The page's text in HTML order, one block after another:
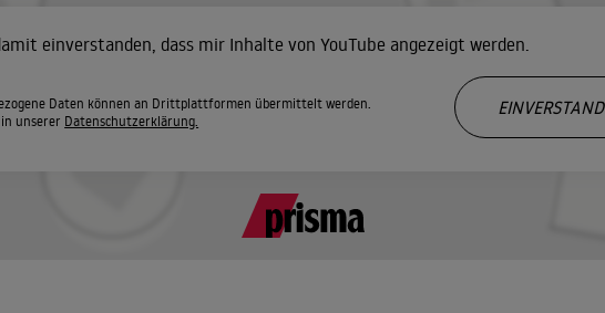
einverstanden, dass mir Inhalte von YouTube angezeigt werden.
Daten können an Drittplattformen übermittelt werden.
unserer Datenschutzerklärung.